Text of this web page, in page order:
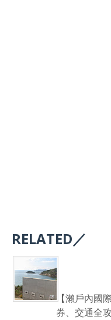
RELATED／
【瀨戶內國
券、交通全